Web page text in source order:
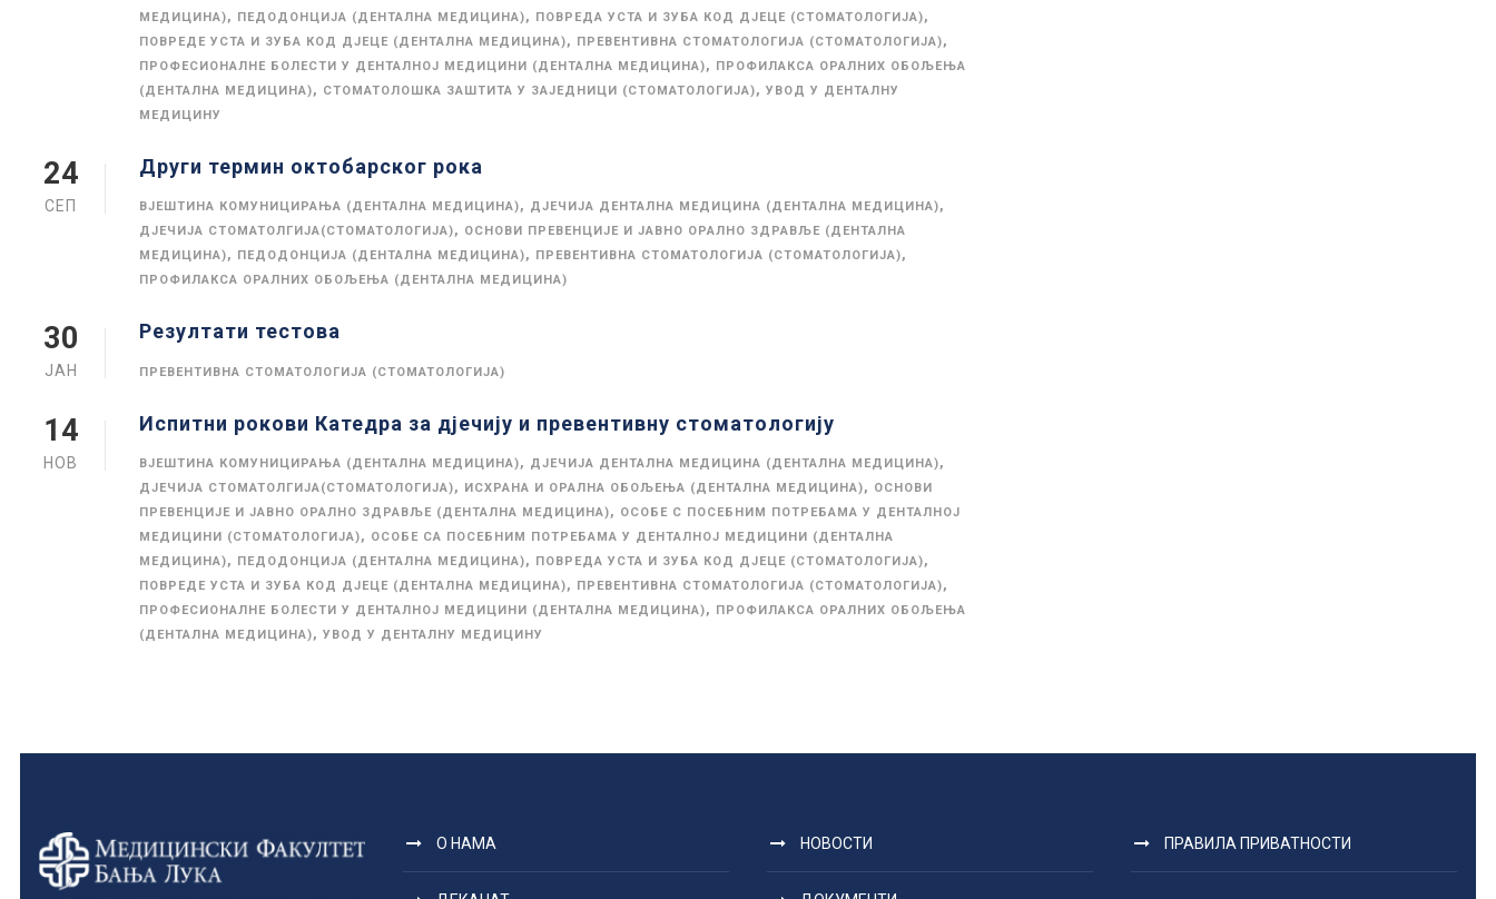
МЕДИЦИНА), ПЕДОДОНЦИЈА (ДЕНТАЛНА МЕДИЦИНА), ПОВРЕДА УСТА И ЗУБА КОД ДЈЕЦЕ (СТОМАТОЛОГИЈА),
ПОВРЕДЕ УСТА И ЗУБА КОД ДЈЕЦЕ (ДЕНТАЛНА МЕДИЦИНА), ПРЕВЕНТИВНА СТОМАТОЛОГИЈА (СТОМАТОЛОГИЈА),
ПРОФЕСИОНАЛНЕ БОЛЕСТИ У ДЕНТАЛНОЈ МЕДИЦИНИ (ДЕНТАЛНА МЕДИЦИНА), ПРОФИЛАКСА ОРАЛНИХ ОБОЉЕЊА
(ДЕНТАЛНА МЕДИЦИНА), СТОМАТОЛОШКА ЗАШТИТА У ЗАЈЕДНИЦИ (СТОМАТОЛОГИЈА), УВОД У ДЕНТАЛНУ
МЕДИЦИНУ
24
СЕП
Други термин октобарског рока
ВЈЕШТИНА КОМУНИЦИРАЊА (ДЕНТАЛНА МЕДИЦИНА), ДЈЕЧИЈА ДЕНТАЛНА МЕДИЦИНА (ДЕНТАЛНА МЕДИЦИНА),
ДЈЕЧИЈА СТОМАТОЛГИЈА(СТОМАТОЛОГИЈА), ОСНОВИ ПРЕВЕНЦИЈЕ И ЈАВНО ОРАЛНО ЗДРАВЉЕ (ДЕНТАЛНА
МЕДИЦИНА), ПЕДОДОНЦИЈА (ДЕНТАЛНА МЕДИЦИНА), ПРЕВЕНТИВНА СТОМАТОЛОГИЈА (СТОМАТОЛОГИЈА),
ПРОФИЛАКСА ОРАЛНИХ ОБОЉЕЊА (ДЕНТАЛНА МЕДИЦИНА)
30
ЈАН
Резултати тестова
ПРЕВЕНТИВНА СТОМАТОЛОГИЈА (СТОМАТОЛОГИЈА)
14
НОВ
Испитни рокови Катедра за дјечију и превентивну стоматологију
ВЈЕШТИНА КОМУНИЦИРАЊА (ДЕНТАЛНА МЕДИЦИНА), ДЈЕЧИЈА ДЕНТАЛНА МЕДИЦИНА (ДЕНТАЛНА МЕДИЦИНА),
ДЈЕЧИЈА СТОМАТОЛГИЈА(СТОМАТОЛОГИЈА), ИСХРАНА И ОРАЛНА ОБОЉЕЊА (ДЕНТАЛНА МЕДИЦИНА), ОСНОВИ
ПРЕВЕНЦИЈЕ И ЈАВНО ОРАЛНО ЗДРАВЉЕ (ДЕНТАЛНА МЕДИЦИНА), ОСОБЕ С ПОСЕБНИМ ПОТРЕБАМА У ДЕНТАЛНОЈ
МЕДИЦИНИ (СТОМАТОЛОГИЈА), ОСОБЕ СА ПОСЕБНИМ ПОТРЕБАМА У ДЕНТАЛНОЈ МЕДИЦИНИ (ДЕНТАЛНА
МЕДИЦИНА), ПЕДОДОНЦИЈА (ДЕНТАЛНА МЕДИЦИНА), ПОВРЕДА УСТА И ЗУБА КОД ДЈЕЦЕ (СТОМАТОЛОГИЈА),
ПОВРЕДЕ УСТА И ЗУБА КОД ДЈЕЦЕ (ДЕНТАЛНА МЕДИЦИНА), ПРЕВЕНТИВНА СТОМАТОЛОГИЈА (СТОМАТОЛОГИЈА),
ПРОФЕСИОНАЛНЕ БОЛЕСТИ У ДЕНТАЛНОЈ МЕДИЦИНИ (ДЕНТАЛНА МЕДИЦИНА), ПРОФИЛАКСА ОРАЛНИХ ОБОЉЕЊА
(ДЕНТАЛНА МЕДИЦИНА), УВОД У ДЕНТАЛНУ МЕДИЦИНУ
О НАМА НОВОСТИ ПРАВИЛА ПРИВАТНОСТИ